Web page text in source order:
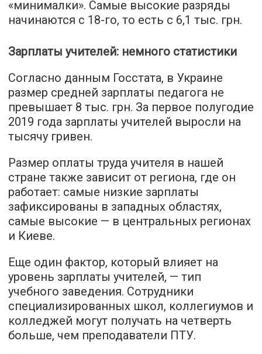
«минималки». Самые высокие разряды
начинаются с 18-го, то есть с 6,1 тыс. грн.
Зарплаты учителей: немного статистики
Согласно данным Госстата, в Украине
размер средней зарплаты педагога не
превышает 8 тыс. грн. За первое полугодие
2019 года зарплаты учителей выросли на
тысячу гривен.
Размер оплаты труда учителя в нашей
стране также зависит от региона, где он
работает: самые низкие зарплаты
зафиксированы в западных областях,
самые высокие — в центральных регионах
и Киеве.
Еще один фактор, который влияет на
уровень зарплаты учителей, — тип
учебного заведения. Сотрудники
специализированных школ, коллегиумов и
колледжей могут получать на четверть
больше, чем преподаватели ПТУ.